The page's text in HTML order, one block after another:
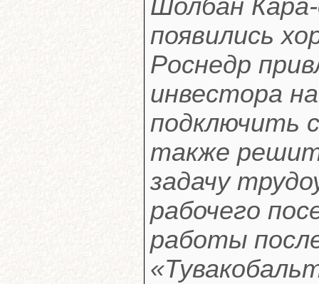
Шолбан
появились
Роснедр
инвестора
подключить
также
задачу
рабочего
работы